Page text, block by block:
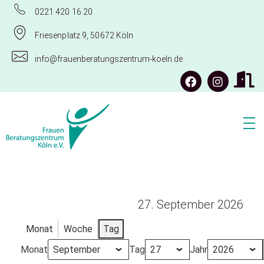
0221 420 16 20
Friesenplatz 9, 50672 Köln
info@frauenberatungszentrum-koeln.de
27. September 2026
Monat Woche
Tag
Monat
Tag Jahr